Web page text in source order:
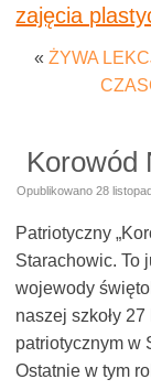
zajęcia
« ŻYWA
Korowód
Opublikowano 28
Patriotyczny
Starachowic. To
wojewody
naszej szkoły
patriotycznym w
Ostatnie w tym